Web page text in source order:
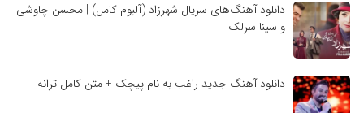
دانلود آهنگ‌های سریال شهرزاد (آلبوم کامل) | محسن چاوشی
و سینا سرلک
دانلود آهنگ جدید راغب به نام پیچک + متن کامل ترانه